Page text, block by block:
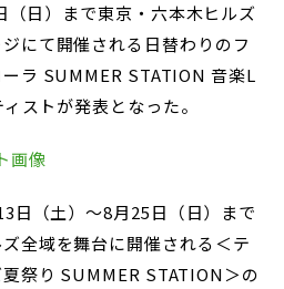
（日）まで東京・六本木ヒルズ
にて開催される日替わりのフ
ラ SUMMER STATION 音楽L
ストが発表となった。
画像
日（土）～8月25日（日）まで
全域を舞台に開催される＜テ
祭り SUMMER STATION＞の